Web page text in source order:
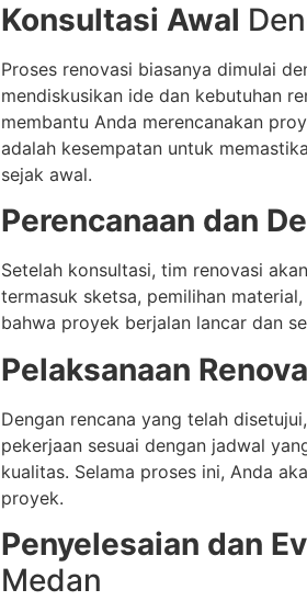
Konsultasi Awal
Proses renovasi biasanya dimulai
mendiskusikan ide dan kebutuhan
membantu Anda merencanakan
adalah kesempatan untuk
sejak awal.
Perencanaan dan
Setelah konsultasi, tim renovasi
termasuk sketsa, pemilihan
bahwa proyek berjalan lancar dan
Pelaksanaan
Dengan rencana yang telah
pekerjaan sesuai dengan jadwal
kualitas. Selama proses ini, Anda
proyek.
Penyelesaian dan
Medan